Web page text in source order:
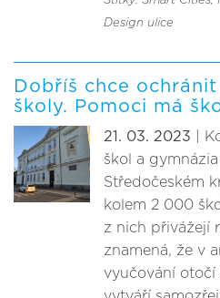
Design ulice
Dobříš chce
školy. Pomoci má
21. 03. 2023 |
škol a
Středočeském
kolem 2 000
z nich přivážejí
znamená, že v
vyučování